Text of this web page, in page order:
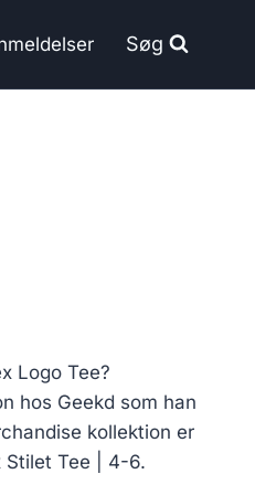
Søg
Logo Tee?
hos Geekd som han
kollektion er
Stilet Tee | 4-6.